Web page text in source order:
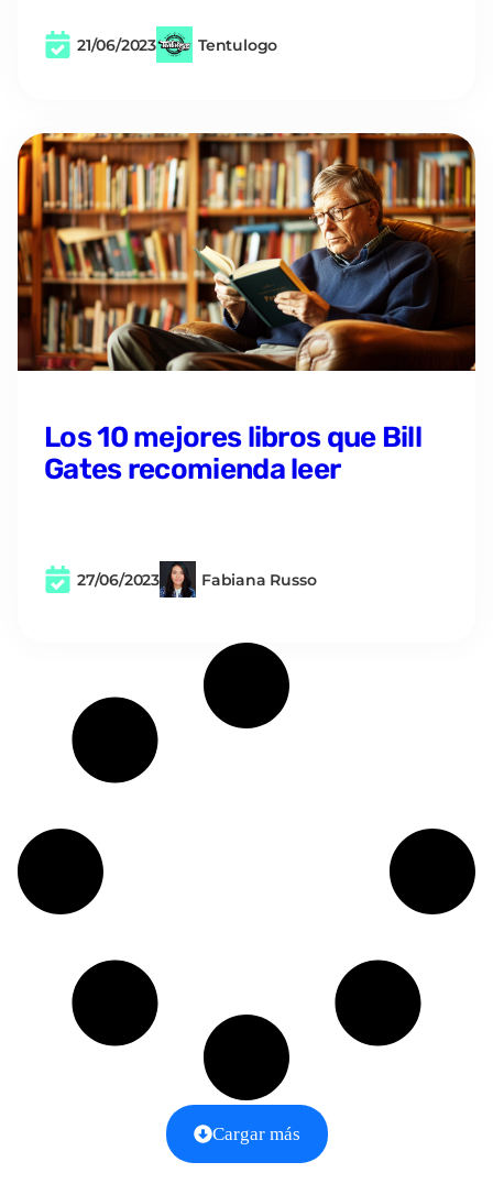
21/06/2023 Tentulogo
Los 10 mejores libros que Bill
Gates recomienda leer
27/06/2023 Fabiana Russo
Cargar más